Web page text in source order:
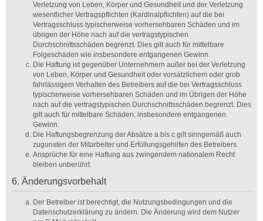
Verletzung von Leben, Körper und Gesundheit und der Verletzung
wesentlicher Vertragspflichten (Kardinalpflichten) auf die bei
Vertragsschluss typischerweise vorhersehbaren Schäden und im
übrigen der Höhe nach auf die vertragstypischen
Durchschnittsschäden begrenzt. Dies gilt auch für mittelbare
Folgeschäden wie insbesondere entgangenen Gewinn.
Die Haftung ist gegenüber Unternehmern außer bei der Verletzung
von Leben, Körper und Gesundheit oder vorsätzlichem oder grob
fahrlässigem Verhalten des Betreibers auf die bei Vertragsschluss
typischerweise vorhersehbaren Schäden und im Übrigen der Höhe
nach auf die vertragstypischen Durchschnittsschäden begrenzt. Dies
gilt auch für mittelbare Schäden, insbesondere entgangenen
Gewinn.
Die Haftungsbegrenzung der Absätze a bis c gilt sinngemäß auch
zugunsten der Mitarbeiter und Erfüllungsgehilfen des Betreibers.
Ansprüche für eine Haftung aus zwingendem nationalem Recht
bleiben unberührt.
6. Änderungsvorbehalt
Der Betreiber ist berechtigt, die Nutzungsbedingungen und die
Datenschutzerklärung zu ändern. Die Änderung wird dem Nutzer